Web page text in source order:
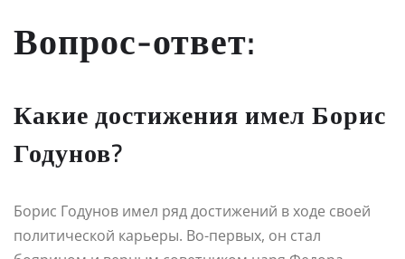
Вопрос-ответ:
Какие достижения имел Борис
Годунов?
Борис Годунов имел ряд достижений в ходе своей
политической карьеры. Во-первых, он стал